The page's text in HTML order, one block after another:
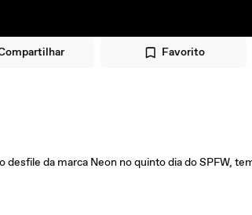
Favorito
da marca Neon no quinto dia do SPFW,